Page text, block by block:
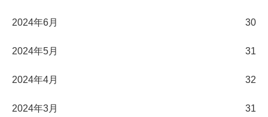
2024年6月 30
2024年5月 31
2024年4月 32
2024年3月 31